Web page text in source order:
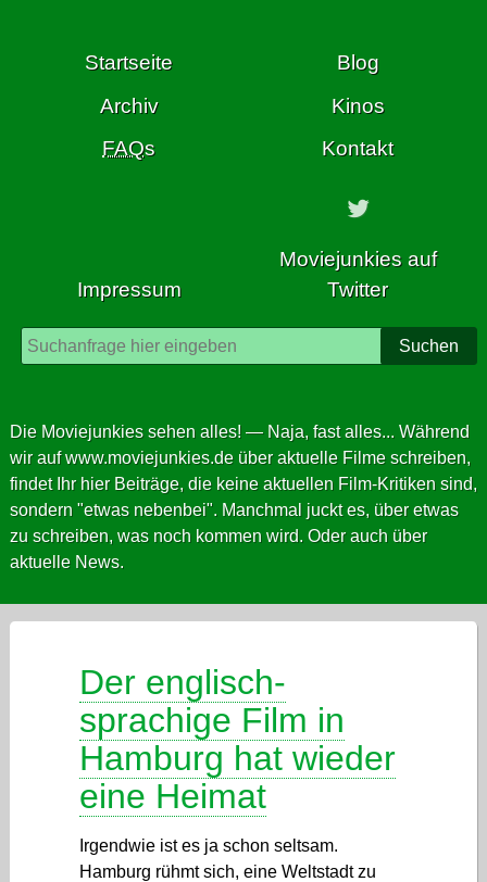
Startseite
Blog
Archiv
Kinos
FAQs Kontakt
Impressum
Moviejunkies auf
Twitter
Suchen
Die Moviejunkies sehen alles! — Naja, fast alles... Während
wir aufwww.moviejunkies.deüber aktuelle Filme schreiben,
findet Ihr hier Beiträge, die keine aktuellen Film-Kritiken sind,
sondern "etwas nebenbei". Manchmal juckt es, über etwas
zu schreiben, was noch kommen wird. Oder auch über
aktuelle News.
Der englisch-
sprachige Film in
Hamburg hat wieder
eine Heimat
Irgendwie ist es ja schon seltsam.
Hamburg rühmt sich, eine Weltstadt zu